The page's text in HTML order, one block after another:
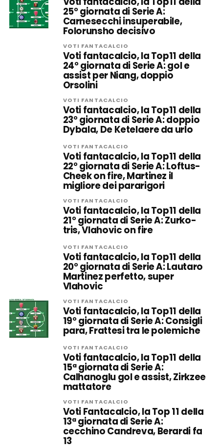
25° giornata di Serie A:
Carnesecchi insuperabile,
Folorunsho decisivo
VOTI FANTACALCIO
Voti fantacalcio, la Top11 della
24° giornata di Serie A: gol e
assist per Niang, doppio
Orsolini
VOTI FANTACALCIO
Voti fantacalcio, la Top11 della
23° giornata di Serie A: doppio
Dybala, De Ketelaere da urlo
VOTI FANTACALCIO
Voti fantacalcio, la Top11 della
22° giornata di Serie A: Loftus-
Cheek on fire, Martinez il
migliore dei pararigori
VOTI FANTACALCIO
Voti fantacalcio, la Top11 della
21° giornata di Serie A: Zurko-
tris, Vlahovic on fire
VOTI FANTACALCIO
Voti fantacalcio, la Top11 della
20° giornata di Serie A: Lautaro
Martinez perfetto, super
Vlahovic
VOTI FANTACALCIO
Voti fantacalcio, la Top11 della
19° giornata di Serie A: Consigli
para, Frattesi tra le polemiche
VOTI FANTACALCIO
Voti fantacalcio, la Top11 della
15ª giornata di Serie A:
Calhanoglu gol e assist, Zirkzee
mattatore
VOTI FANTACALCIO
Voti Fantacalcio, la Top 11 della
13ª giornata di Serie A:
cecchino Candreva, Berardi fa
13